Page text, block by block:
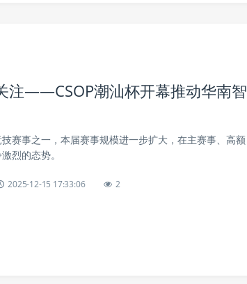
注——CSOP潮汕杯开幕推动华南智
赛事之一，本届赛事规模进一步扩大，在主赛事、高额
烈的态势。
2025-12-15 17:33:06 2